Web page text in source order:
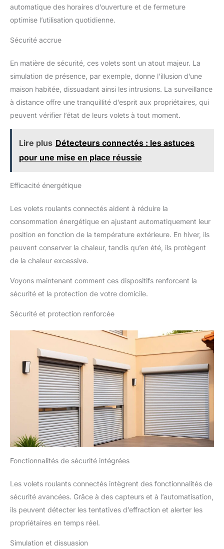
automatique des horaires d’ouverture et de fermeture
optimise l’utilisation quotidienne.
Sécurité accrue
En matière de sécurité, ces volets sont un atout majeur. La
simulation de présence, par exemple, donne l’illusion d’une
maison habitée, dissuadant ainsi les intrusions. La surveillance
à distance offre une tranquillité d’esprit aux propriétaires, qui
peuvent vérifier l’état de leurs volets à tout moment.
Lire plus Détecteurs connectés : les astuces
pour une mise en place réussie
Efficacité énergétique
Les volets roulants connectés aident à réduire la
consommation énergétique en ajustant automatiquement leur
position en fonction de la température extérieure. En hiver, ils
peuvent conserver la chaleur, tandis qu’en été, ils protègent
de la chaleur excessive.
Voyons maintenant comment ces dispositifs renforcent la
sécurité et la protection de votre domicile.
Sécurité et protection renforcée
Fonctionnalités de sécurité intégrées
Les volets roulants connectés intègrent des fonctionnalités de
sécurité avancées. Grâce à des capteurs et à l’automatisation,
ils peuvent détecter les tentatives d’effraction et alerter les
propriétaires en temps réel.
Simulation et dissuasion